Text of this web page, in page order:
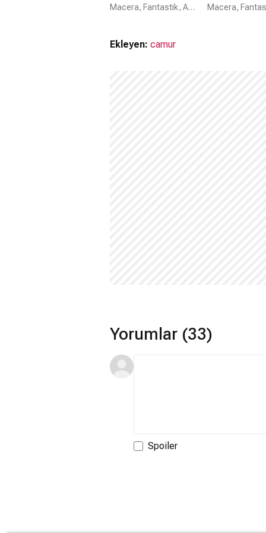
Dönüşü
Macera, Fantastik, Aksiyon
Ekleyen: camur
Yorumlar (33)
Spoiler